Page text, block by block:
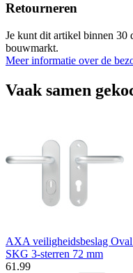
Retourneren
Je kunt dit artikel binnen 30
bouwmarkt.
Meer informatie over de
Vaak samen
AXA veiligheidsbeslag
SKG 3-sterren 72 mm
61 .99